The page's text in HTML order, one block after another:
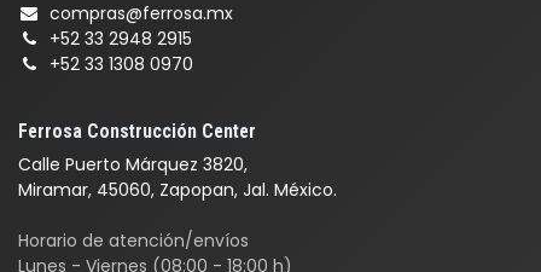
Ferrosa Construcción Center
Calle Puerto Márquez 3820,
Miramar, 45060, Zapopan, Jal. México.
Horario de atención/envíos
Lunes - Viernes (08:00 - 18:00 h)
compras@ferrosa.mx
+52 33 2948 2915
+52 33 1308 0970